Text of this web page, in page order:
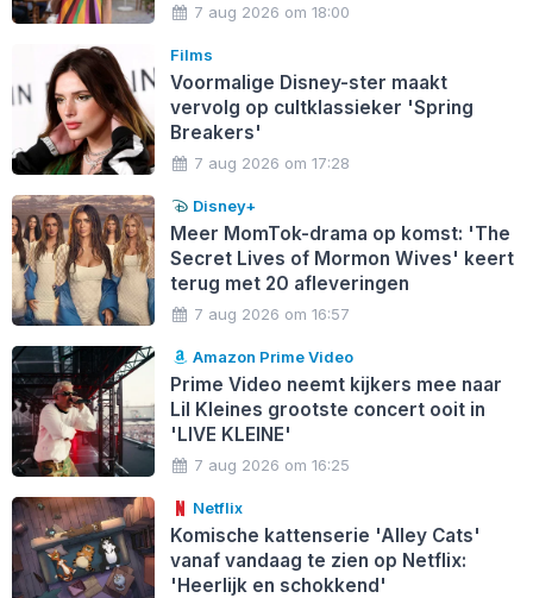
7 aug 2026 om 18:00
Films
Voormalige Disney-ster maakt
vervolg op cultklassieker 'Spring
Breakers'
7 aug 2026 om 17:28
Disney+
Meer MomTok-drama op komst: 'The
Secret Lives of Mormon Wives' keert
terug met 20 afleveringen
7 aug 2026 om 16:57
Amazon Prime Video
Prime Video neemt kijkers mee naar
Lil Kleines grootste concert ooit in
'LIVE KLEINE'
7 aug 2026 om 16:25
Netflix
Komische kattenserie 'Alley Cats'
vanaf vandaag te zien op Netflix:
'Heerlijk en schokkend'